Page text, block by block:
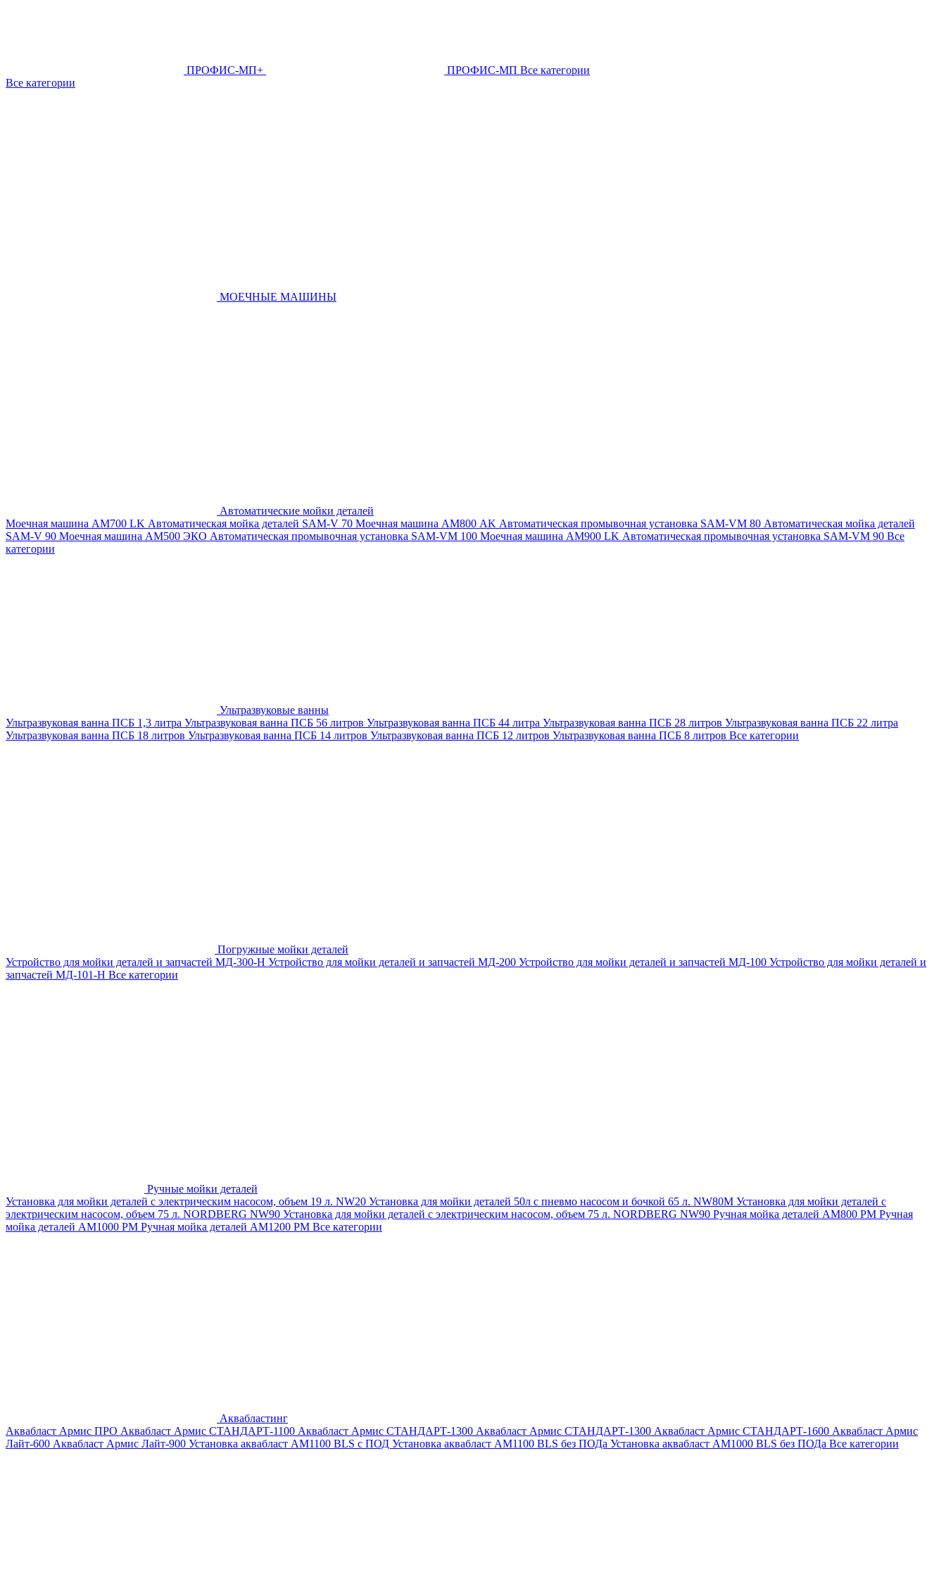
ПРОФИС-МП+ ПРОФИС-МП Все категории
Все категории
МОЕЧНЫЕ МАШИНЫ
Автоматические мойки деталей
Моечная машина AM700 LK Автоматическая мойка деталей SAM-V 70 Моечная машина АМ800 AK Автоматическая промывочная установка SAM-VM 80 Автоматическая мойка деталей
SAM-V 90 Моечная машина АМ500 ЭКО Автоматическая промывочная установка SAM-VM 100 Моечная машина AM900 LK Автоматическая промывочная установка SAM-VM 90 Все
категории
Ультразвуковые ванны
Ультразвуковая ванна ПСБ 1,3 литра Ультразвуковая ванна ПСБ 56 литров Ультразвуковая ванна ПСБ 44 литра Ультразвуковая ванна ПСБ 28 литров Ультразвуковая ванна ПСБ 22 литра
Ультразвуковая ванна ПСБ 18 литров Ультразвуковая ванна ПСБ 14 литров Ультразвуковая ванна ПСБ 12 литров Ультразвуковая ванна ПСБ 8 литров Все категории
Погружные мойки деталей
Устройство для мойки деталей и запчастей МД-300-H Устройство для мойки деталей и запчастей МД-200 Устройство для мойки деталей и запчастей МД-100 Устройство для мойки деталей и
запчастей МД-101-Н Все категории
Ручные мойки деталей
Установка для мойки деталей с электрическим насосом, объем 19 л. NW20 Установка для мойки деталей 50л с пневмо насосом и бочкой 65 л. NW80M Установка для мойки деталей с
электрическим насосом, объем 75 л. NORDBERG NW90 Установка для мойки деталей с электрическим насосом, объем 75 л. NORDBERG NW90 Ручная мойка деталей АМ800 РМ Ручная
мойка деталей АМ1000 РМ Ручная мойка деталей АМ1200 РМ Все категории
Аквабластинг
Аквабласт Армис ПРО Аквабласт Армис СТАНДАРТ-1100 Аквабласт Армис СТАНДАРТ-1300 Аквабласт Армис СТАНДАРТ-1300 Аквабласт Армис СТАНДАРТ-1600 Аквабласт Армис
Лайт-600 Аквабласт Армис Лайт-900 Установка аквабласт AM1100 BLS с ПОД Установка аквабласт AM1100 BLS без ПОДа Установка аквабласт AM1000 BLS без ПОДа Все категории